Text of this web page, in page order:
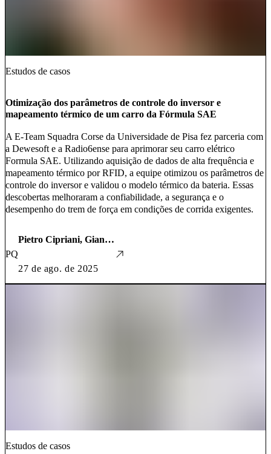
Estudos de casos
Otimização dos parâmetros de controle do inversor e
mapeamento térmico de um carro da Fórmula SAE
A E-Team Squadra Corse da Universidade de Pisa fez parceria com
a Dewesoft e a Radio6ense para aprimorar seu carro elétrico
Formula SAE. Utilizando aquisição de dados de alta frequência e
mapeamento térmico por RFID, a equipe otimizou os parâmetros de
controle do inversor e validou o modelo térmico da bateria. Essas
descobertas melhoraram a confiabilidade, a segurança e o
desempenho do trem de força em condições de corrida exigentes.
PQ
Pietro Cipriani, Gianluca Manzi, Matteo Vincelli e Francesco Giuseppe Quilici
27 de ago. de 2025
Estudos de casos